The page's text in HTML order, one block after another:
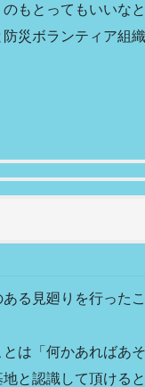
もとってもいいな
災ボランティア組
る見廻りを行った
は「何かあればあ
と認識して頂けると